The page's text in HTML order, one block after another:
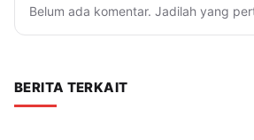
Belum ada komentar. Jadilah yang
BERITA TERKAIT